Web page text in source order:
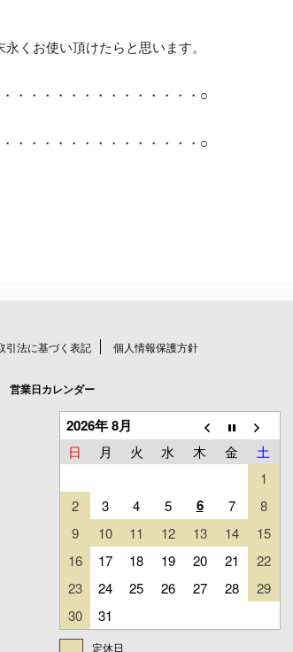
くお使い頂けたらと思います。
・・・・・・・・・・・・・・○
・・・・・・・・・・・・・・○
引法に基づく表記 個人情報保護方針
営業日カレンダー
2026年 8月
日 月 火 水 木 金
土
1
2
3 4 5 6 7
8
9
10 11 12 13 14
15
16
17 18 19 20 21
22
23
24 25 26 27 28
29
30
31
定休日